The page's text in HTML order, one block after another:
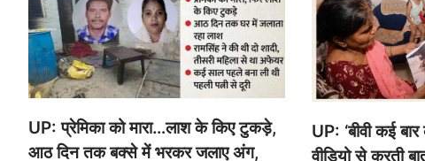
UP: प्रेमिका को मारा…लाश के किए टुकड़े,
आठ दिन तक बक्से में भरकर जलाए अंग,
UP: ‘बीवी कई
वीडियो से करती